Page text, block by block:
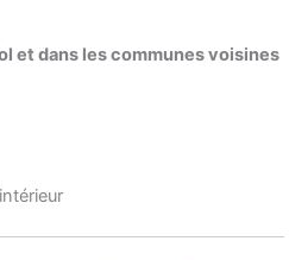
et dans les communes voisines